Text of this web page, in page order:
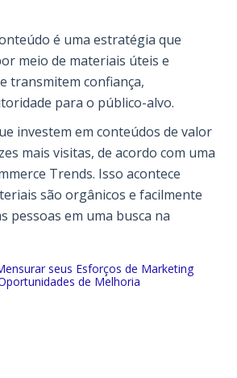
é uma estratégia que
meio de materiais úteis e
transmitem confiança,
para o público-alvo.
investem em conteúdos de valor
mais visitas, de acordo com uma
Trends. Isso acontece
são orgânicos e facilmente
pessoas em uma busca na